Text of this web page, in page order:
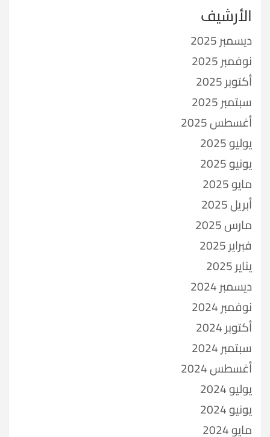
الأرشيف
ديسمبر 2025
نوفمبر 2025
أكتوبر 2025
سبتمبر 2025
أغسطس 2025
يوليو 2025
يونيو 2025
مايو 2025
أبريل 2025
مارس 2025
فبراير 2025
يناير 2025
ديسمبر 2024
نوفمبر 2024
أكتوبر 2024
سبتمبر 2024
أغسطس 2024
يوليو 2024
يونيو 2024
مايو 2024